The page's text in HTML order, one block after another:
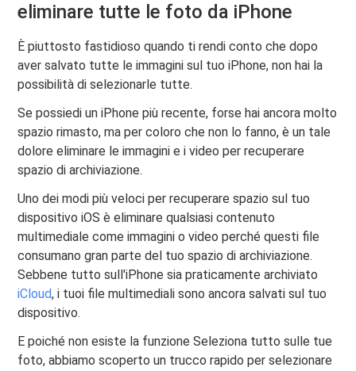
eliminare tutte le foto da iPhone
È piuttosto fastidioso quando ti rendi conto che dopo
aver salvato tutte le immagini sul tuo iPhone, non hai la
possibilità di selezionarle tutte.
Se possiedi un iPhone più recente, forse hai ancora molto
spazio rimasto, ma per coloro che non lo fanno, è un tale
dolore eliminare le immagini e i video per recuperare
spazio di archiviazione.
Uno dei modi più veloci per recuperare spazio sul tuo
dispositivo iOS è eliminare qualsiasi contenuto
multimediale come immagini o video perché questi file
consumano gran parte del tuo spazio di archiviazione.
Sebbene tutto sull'iPhone sia praticamente archiviato
iCloud, i tuoi file multimediali sono ancora salvati sul tuo
dispositivo.
E poiché non esiste la funzione Seleziona tutto sulle tue
foto, abbiamo scoperto un trucco rapido per selezionare